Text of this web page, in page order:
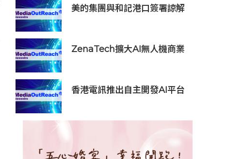
智能發展
美的集團與和記港口簽署諒解
ZenaTech擴大AI無人機商業
香港電訊推出自主開發AI平台